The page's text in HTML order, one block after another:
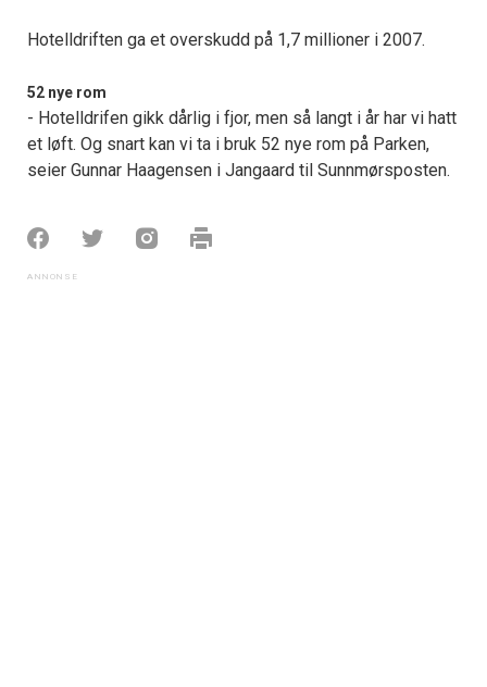
Hotelldriften ga et overskudd på 1,7 millioner i 2007.
52 nye rom
- Hotelldrifen gikk dårlig i fjor, men så langt i år har vi hatt
et løft. Og snart kan vi ta i bruk 52 nye rom på Parken,
seier Gunnar Haagensen i Jangaard til Sunnmørsposten.